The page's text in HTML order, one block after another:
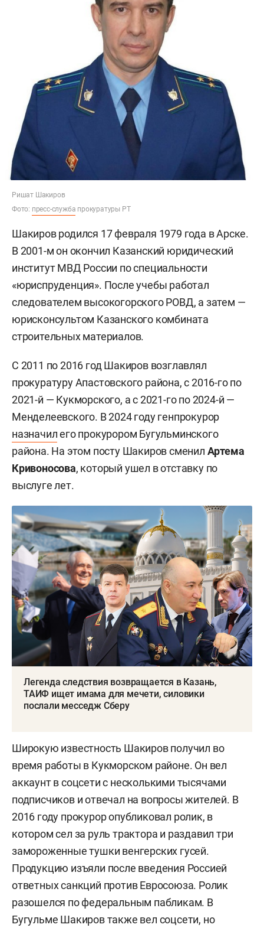
Ришат Шакиров
Фото: пресс-служба прокуратуры РТ
Шакиров родился 17 февраля 1979 года в Арске.
В 2001-м он окончил Казанский юридический
институт МВД России по специальности
«юриспруденция». После учебы работал
следователем высокогорского РОВД, а затем —
юрисконсультом Казанского комбината
строительных материалов.
С 2011 по 2016 год Шакиров возглавлял
прокуратуру Апастовского района, с 2016-го по
2021-й — Кукморского, а с 2021-го по 2024-й —
Менделеевского. В 2024 году генпрокурор
назначилего прокурором Бугульминского
района. На этом посту Шакиров сменил Артема
Кривоносова, который ушел в отставку по
выслуге лет.
Легенда следствия возвращается в Казань,
ТАИФ ищет имама для мечети, силовики
послали месседж Сберу
Широкую известность Шакиров получил во
время работы в Кукморском районе. Он вел
аккаунт в соцсети с несколькими тысячами
подписчиков и отвечал на вопросы жителей. В
2016 году прокурор опубликовал ролик, в
котором сел за руль трактора и раздавил три
замороженные тушки венгерских гусей.
Продукцию изъяли после введения Россией
ответных санкций против Евросоюза. Ролик
разошелся по федеральным пабликам. В
Бугульме Шакиров также вел соцсети, но